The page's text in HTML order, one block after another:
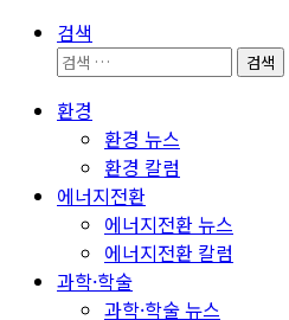
검색
검
환경
환경 뉴스
환경 칼럼
에너지전환
에너지전환 뉴스
에너지전환 칼럼
과학·학술
과학·학술 뉴스